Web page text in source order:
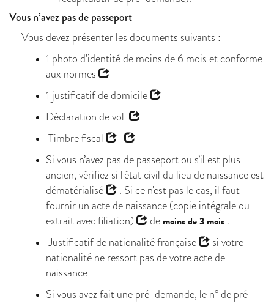
Vous n’avez pas de passeport
Vous devez présenter les documents suivants :
1 photo d'identité de moins de 6 mois et conforme
aux normes
1 justificatif de domicile
Déclaration de vol
Timbre fiscal
Si vous n’avez pas de passeport ou s’il est plus
ancien, vérifiez si l'état civil du lieu de naissance est
dématérialisé
. Si ce n'est pas le cas, il faut
fournir un acte de naissance (copie intégrale ou
extrait avec filiation)
de moins de 3 mois .
Justificatif de nationalité française
si votre
nationalité ne ressort pas de votre acte de
naissance
Si vous avez fait une pré-demande, le n° de pré-